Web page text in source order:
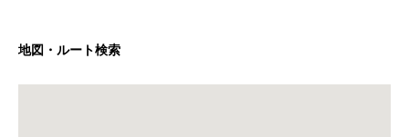
地図・ルート検索